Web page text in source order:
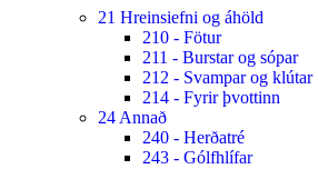
21 Hreinsiefni og áhöld
210 - Fötur
211 - Burstar og sópar
212 - Svampar og klútar
214 - Fyrir þvottinn
24 Annað
240 - Herðatré
243 - Gólfhlífar